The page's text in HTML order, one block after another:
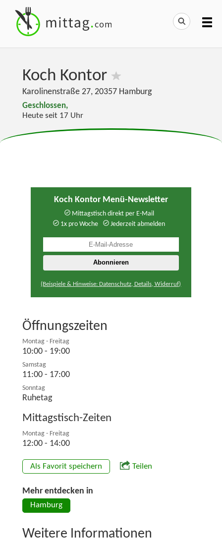
Koch Kontor
Karolinenstraße 27, 20357 Hamburg
Geschlossen,
Heute seit 17 Uhr
Koch Kontor Menü-Newsletter
Mittagstisch direkt per E-Mail
1x pro Woche
Jederzeit abmelden
(Beispiele & Hinweise: Datenschutz, Details, Widerruf)
Öffnungszeiten
Montag - Freitag
10:00 - 19:00
Samstag
11:00 - 17:00
Sonntag
Ruhetag
Mittagstisch-Zeiten
Montag - Freitag
12:00 - 14:00
Als Favorit speichern Teilen
Mehr entdecken in
Hamburg
Weitere Informationen